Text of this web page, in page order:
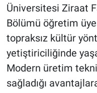
Üniversitesi Ziraat
Bölümü öğretim
topraksız kültür
yetiştiriciliğinde
Modern üretim
sağladığı